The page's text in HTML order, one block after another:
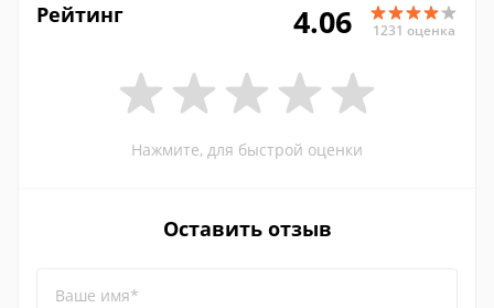
Рейтинг 4.06 1231 оценка
Нажмите, для быстрой оценки
Оставить отзыв
Ваше имя*